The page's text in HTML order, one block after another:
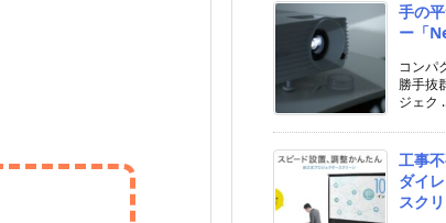
手の
ー「
コンパ
勝手抜
ジェク
工事
ダイ
スク